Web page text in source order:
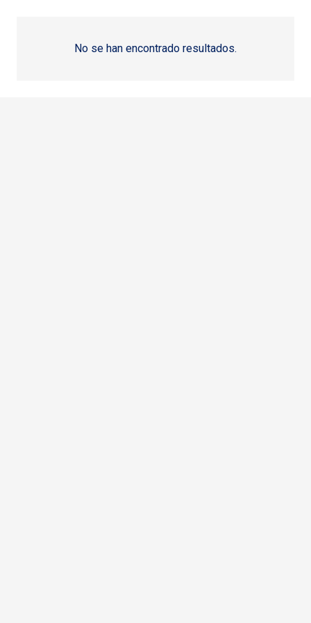
No se han encontrado resultados.